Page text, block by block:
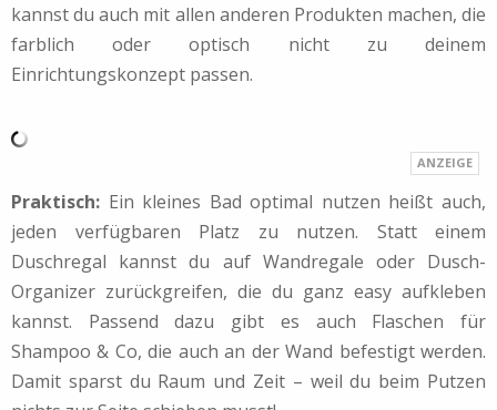
kannst du auch mit allen anderen Produkten machen, die
farblich oder optisch nicht zu deinem
Einrichtungskonzept passen.
Praktisch: Ein kleines Bad optimal nutzen heißt auch,
jeden verfügbaren Platz zu nutzen. Statt einem
Duschregal kannst du auf Wandregale oder Dusch-
Organizer zurückgreifen, die du ganz easy aufkleben
kannst. Passend dazu gibt es auch Flaschen für
Shampoo & Co, die auch an der Wand befestigt werden.
Damit sparst du Raum und Zeit – weil du beim Putzen